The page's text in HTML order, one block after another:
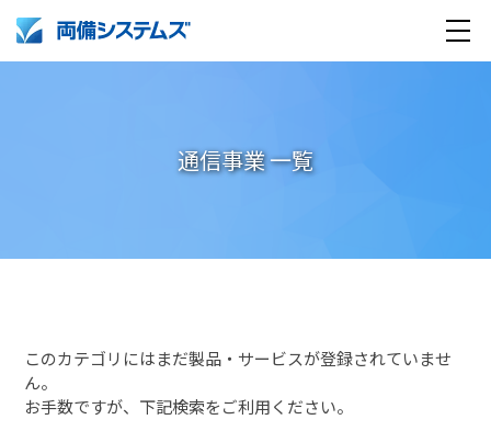
企業情報
通信事業 一覧
このカテゴリにはまだ製品・サービスが登録されていませ
ん。
お手数ですが、下記検索をご利用ください。